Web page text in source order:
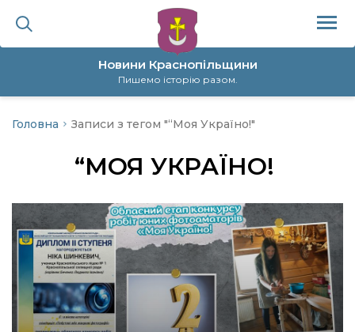
Новини Краснопільщини
Пишемо історію разом.
політика
Головна Записи з тегом "“Моя Україно!"
“МОЯ УКРАЇНО!